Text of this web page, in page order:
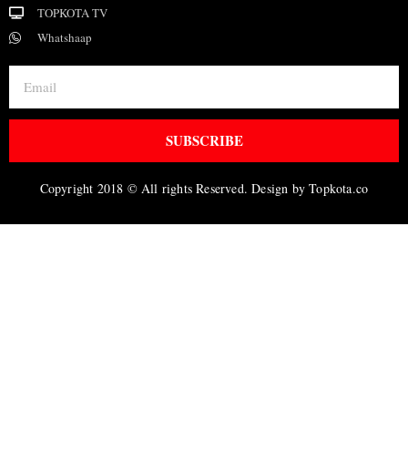
TOPKOTA TV
Whatshaap
SUBSCRIBE
Copyright 2018 © All rights Reserved. Design by Topkota.co